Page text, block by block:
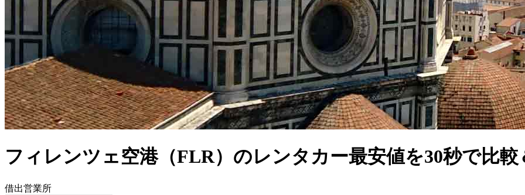
フィレンツェ空港（FLR）のレンタカー最安値を30秒で比較
借出営業所